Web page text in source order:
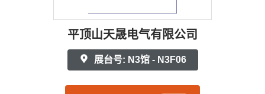
平顶山天晟电气有限公司
展台号: N3馆 - N3F06